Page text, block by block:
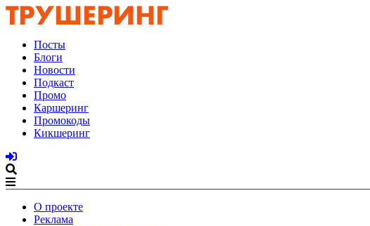
Посты
Блоги
Новости
Подкаст
Промо
Каршеринг
Промокоды
Кикшеринг
О проекте
Реклама